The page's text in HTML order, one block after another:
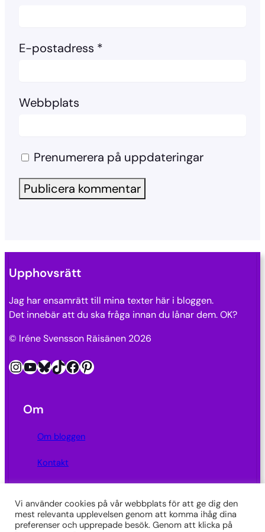
E-postadress *
Webbplats
Prenumerera på uppdateringar
Upphovsrätt
Jag har ensamrätt till mina texter här i bloggen.
Det innebär att du ska fråga innan du lånar dem. OK?
© Iréne Svensson Räisänen 2026
InstagramYouTube Bluesky TikTok Facebook Pinterest
Om
Om bloggen
Kontakt
Länkar
Vi använder cookies på vår webbplats för att ge dig den
mest relevanta upplevelsen genom att komma ihåg dina
preferenser och upprepade besök. Genom att klicka på